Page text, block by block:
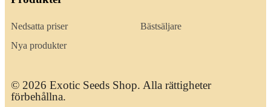
Nedsatta priser
Nya produkter
Bästsäljare
© 2026 Exotic Seeds Shop. Alla rättigheter
förbehållna.